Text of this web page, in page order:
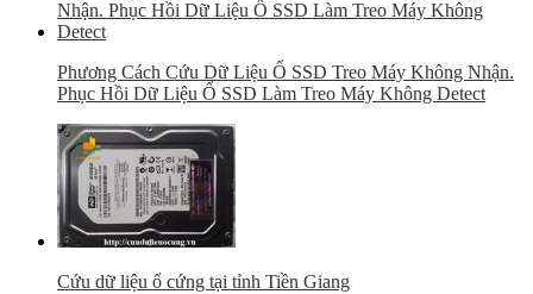
Phương Cách Cứu Dữ Liệu Ổ SSD Treo Máy Không Nhận.
Phục Hồi Dữ Liệu Ổ SSD Làm Treo Máy Không Detect
Cứu dữ liệu ổ cứng tại tỉnh Tiền Giang